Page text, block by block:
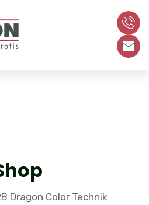
Dragon Color Technik